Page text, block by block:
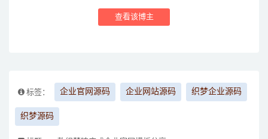
查看该博主
标签： 企业官网源码 企业网站源码 织梦企业源码
织梦源码